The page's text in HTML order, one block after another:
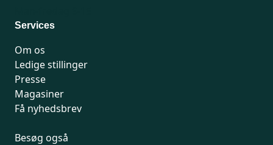
Services
Om os
Ledige stillinger
Presse
Magasiner
Få nyhedsbrev
Besøg også